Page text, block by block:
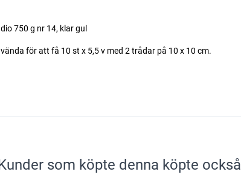
750 g nr 14, klar gul
för att få 10 st x 5,5 v med 2 trådar på 10 x 10 cm.
som köpte denna köpte också